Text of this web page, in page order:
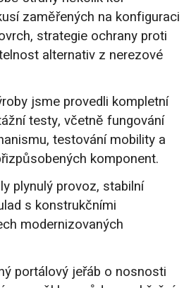
zaměřených na konfiguraci
strategie ochrany proti
alternativ z nerezové
jsme provedli kompletní
testy, včetně fungování
testování mobility a
komponent.
plynulý provoz, stabilní
s konstrukčními
modernizovaných
portálový jeřáb o nosnosti